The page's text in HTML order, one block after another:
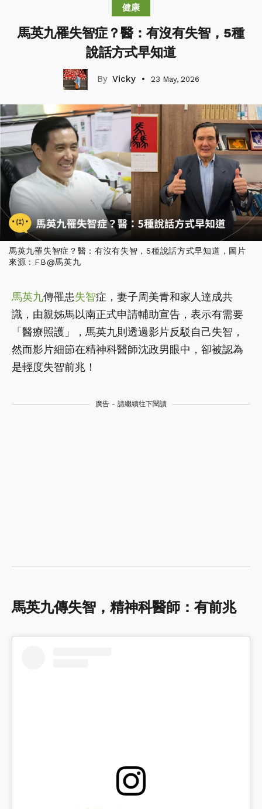
健康
馬英九罹失智症？醫：有沒有失智，5種
說話方式早知道
Vicky 23 May, 2026
馬英九罹失智症？醫：有沒有失智，5種說話方式早知道，圖片
來源：FB@馬英九
馬英九傳罹患失智症，妻子周美青和家人達成共
識，由親姊馬以南正式申請輔助宣告，表示有需要
「醫療照護」，馬英九則透過影片反駁自己失智，
然而影片細節在精神科醫師沈政男眼中，卻被認為
是輕度失智前兆！
廣告 - 請繼續往下閱讀
馬英九傳失智，精神科醫師：有前兆